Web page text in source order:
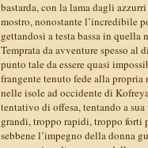
bastarda, con la lama dagli
mostro, nonostante l’incredibile
gettandosi a testa bassa in
Temprata da avventure spesso
punto tale da essere quasi
frangente tenuto fede alla
nelle isole ad occidente di
tentativo di offesa, tentando a
grandi, troppo rapidi, troppo forti
sebbene l’impegno della donna